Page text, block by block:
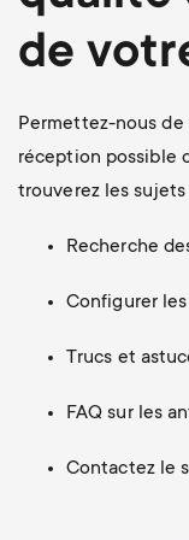
n
r
y
p
r
o
d
u
c
o
n
d
a
r
y
s
de
Permettez-nous
réception possible
trouverez les
Recherche
Configurer
Trucs et
FAQ sur les
Contactez le